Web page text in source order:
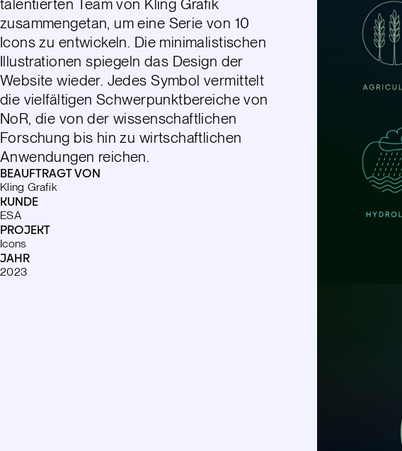
talentierten Team von Kling Grafik
zusammengetan, um eine Serie von 10
Icons zu entwickeln. Die minimalistischen
Illustrationen spiegeln das Design der
Website wieder. Jedes Symbol vermittelt
die vielfältigen Schwerpunktbereiche von
NoR, die von der wissenschaftlichen
Forschung bis hin zu wirtschaftlichen
Anwendungen reichen.
BEAUFTRAGT VON
Kling Grafik
KUNDE
ESA
PROJEKT
Icons
JAHR
2023